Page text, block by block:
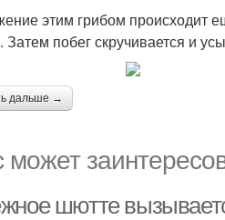
этим грибом происходит
Затем побег скручивается и
дальше →
может
шютте